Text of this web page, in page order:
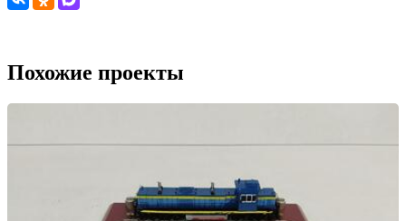
Похожие проекты